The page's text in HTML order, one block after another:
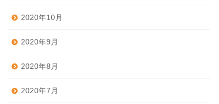
2020年10月
2020年9月
2020年8月
2020年7月